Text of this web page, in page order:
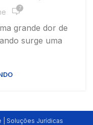
7
grande dor de
surge uma
Soluções Jurídicas